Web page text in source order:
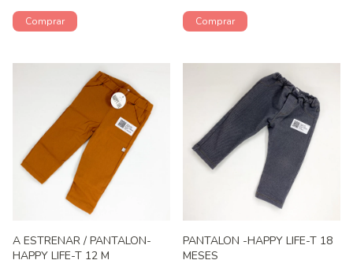
A ESTRENAR / PANTALON-
HAPPY LIFE-T 12 M
PANTALON -HAPPY LIFE-T 18
MESES